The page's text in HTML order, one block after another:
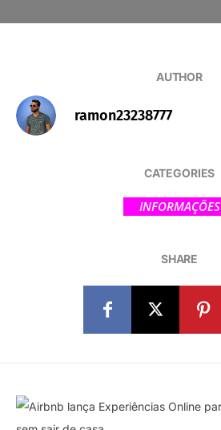
AUTHOR
ramon23238777
CATEGORIES
INFORMAÇÕES
SHARE